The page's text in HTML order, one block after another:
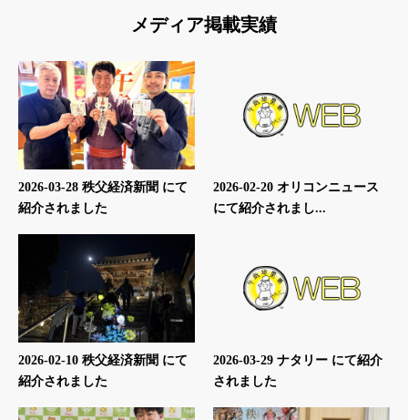
メディア掲載実績
2026-03-28 秩父経済新聞 にて
紹介されました
2026-02-20 オリコンニュース
にて紹介されまし...
2026-02-10 秩父経済新聞 にて
紹介されました
2026-03-29 ナタリー にて紹介
されました